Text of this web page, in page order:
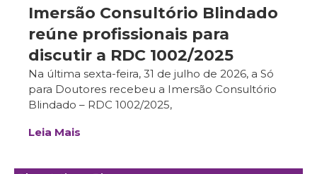
Imersão Consultório Blindado
reúne profissionais para
discutir a RDC 1002/2025
Na última sexta-feira, 31 de julho de 2026, a Só
para Doutores recebeu a Imersão Consultório
Blindado – RDC 1002/2025,
Leia Mais